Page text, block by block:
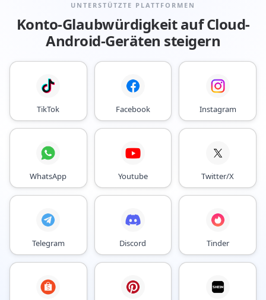
UNTERSTÜTZTE PLATTFORMEN
Konto-Glaubwürdigkeit auf Cloud-
Android-Geräten steigern
TikTok Facebook Instagram
WhatsApp Youtube Twitter/X
Telegram Discord Tinder